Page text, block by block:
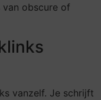
van obscure of
vanzelf. Je schrijft